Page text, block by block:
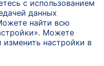
HiPP
посредством